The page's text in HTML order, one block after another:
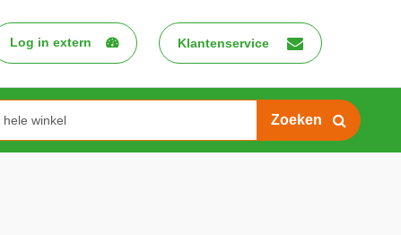
Log in extern Klantenservice
Search